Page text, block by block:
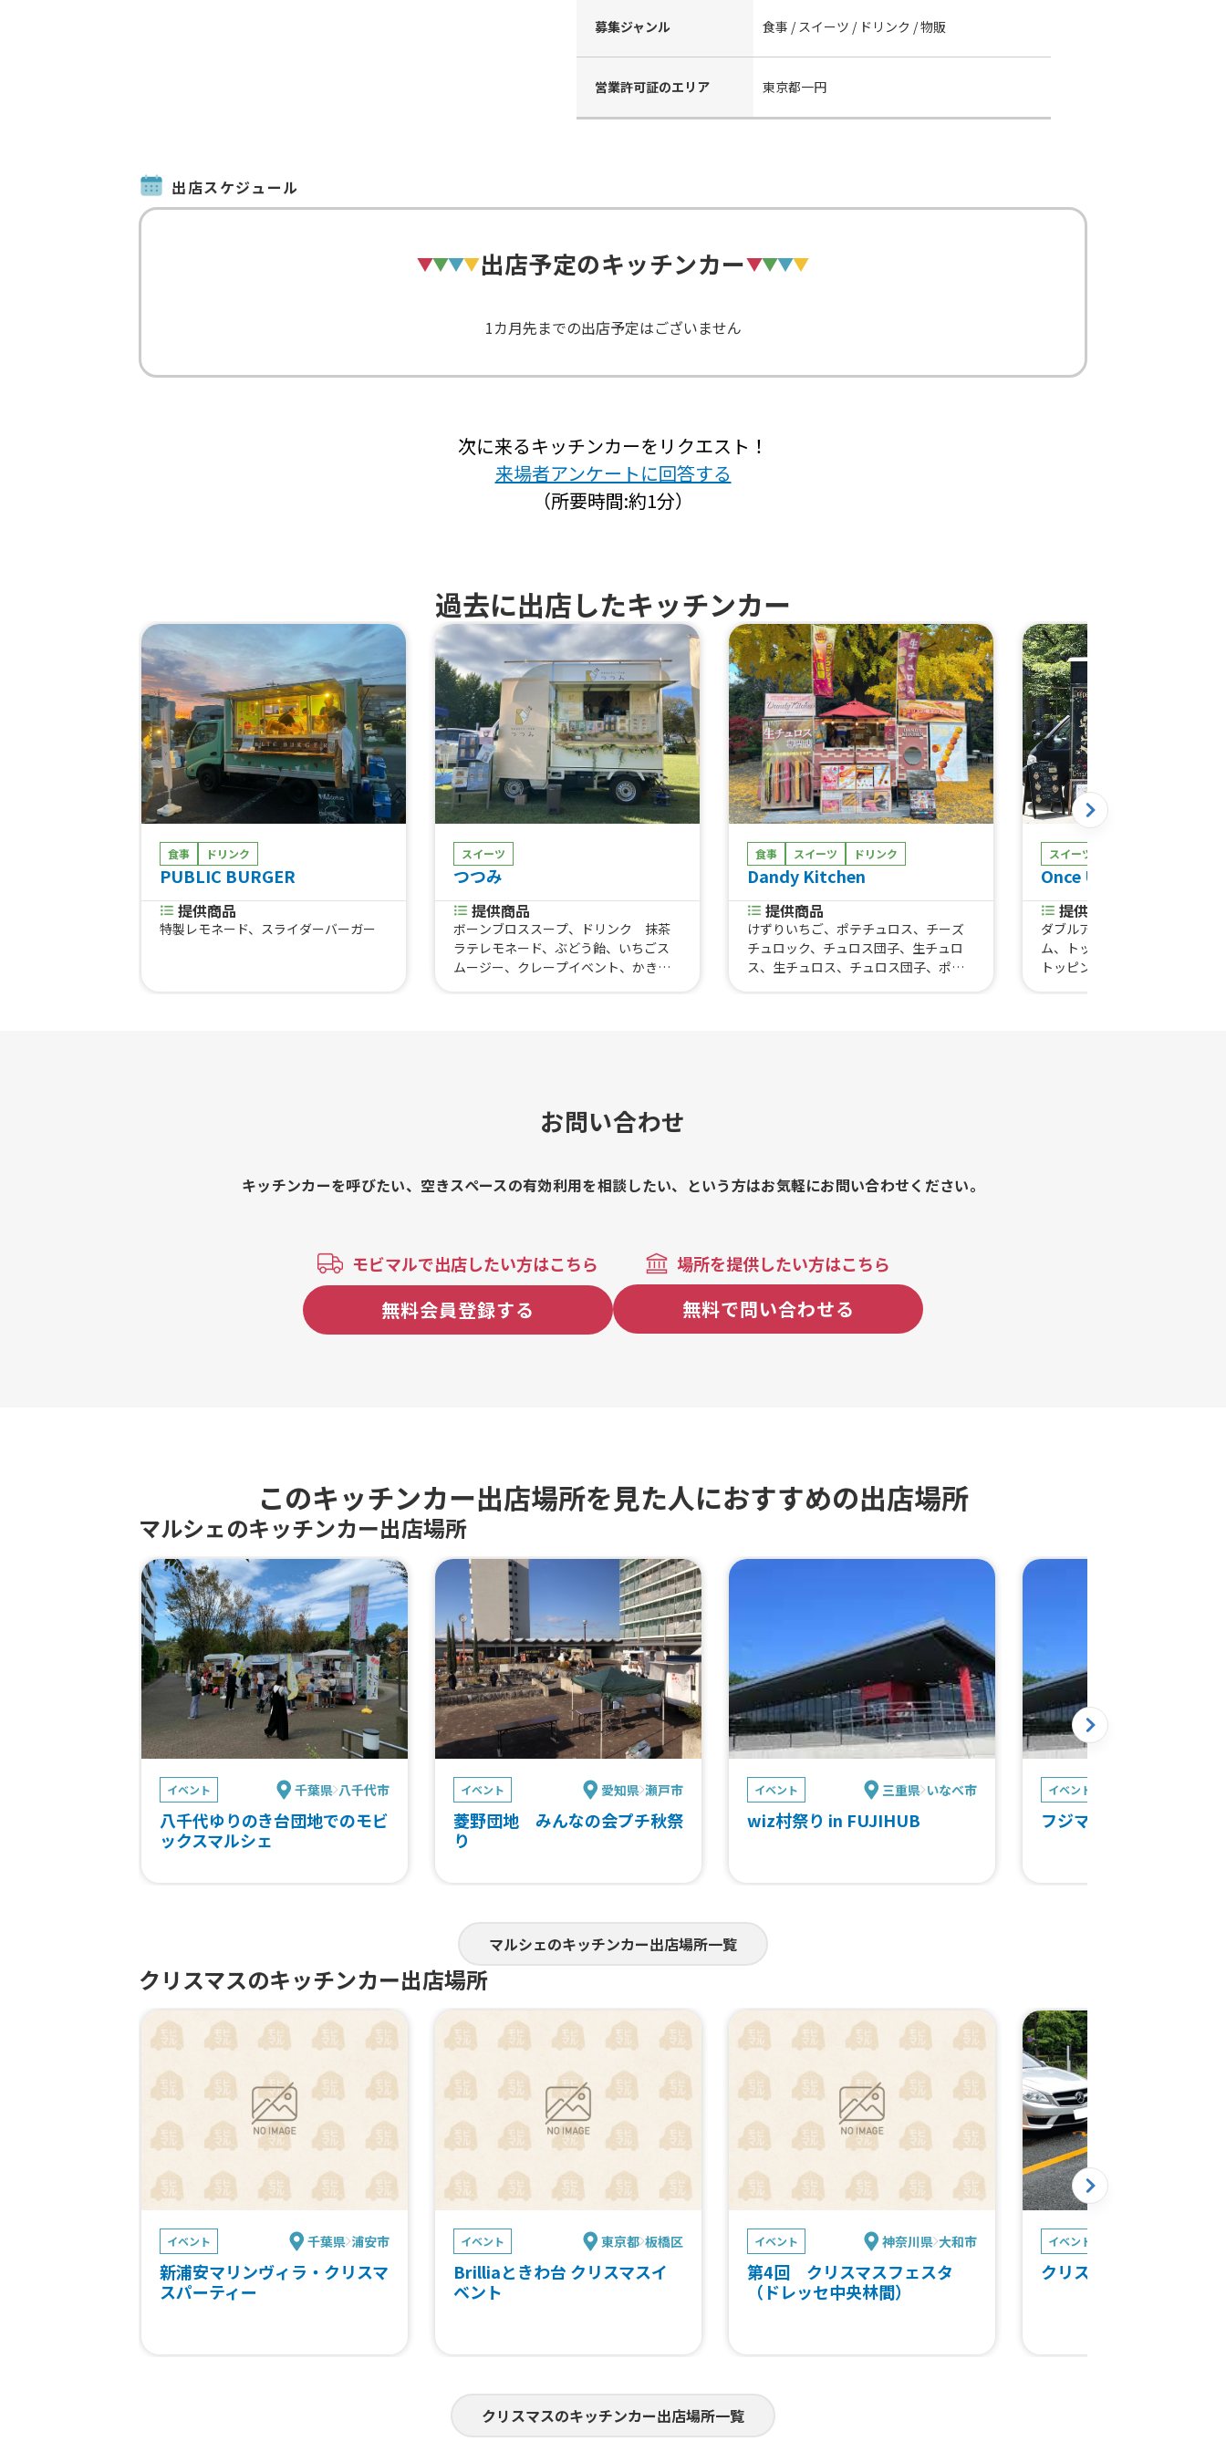
募集ジャンル 食事 / スイーツ / ドリンク / 物販
営業許可証のエリア 東京都一円
出店スケジュール
出店予定のキッチンカー
1カ月先までの出店予定はございません
次に来るキッチンカーをリクエスト！
来場者アンケートに回答する
（所要時間:約1分）
過去に出店したキッチンカー
食事 ドリンク
PUBLIC BURGER
提供商品
特製レモネード、スライダーバーガー
スイーツ
つつみ
提供商品
ボーンブロススープ、ドリンク 抹茶
ラテレモネード、ぶどう飴、いちごス
ムージー、クレープイベント、かき
食事 スイーツ ドリンク
Dandy Kitchen
提供商品
けずりいちご、ポテチュロス、チーズ
チュロック、チュロス団子、生チュロ
ス、生チュロス、チュロス団子、ポテ
スイーツ
Once Upon A Time
提供商品
ダブルアイスクリーム、アイス
ム、トッピング200、トッピン
トッピング、setカフェオレ、
お問い合わせ
キッチンカーを呼びたい、空きスペースの有効利用を相談したい、という方はお気軽にお問い合わせください。
モビマルで出店したい方はこちら
無料会員登録する
場所を提供したい方はこちら
無料で問い合わせる
このキッチンカー出店場所を見た人におすすめの出店場所
マルシェのキッチンカー出店場所
イベント 千葉県 八千代市
八千代ゆりのき台団地でのモビ
ックスマルシェ
イベント 愛知県 瀬戸市
菱野団地 みんなの会プチ秋祭
り
イベント 三重県 いなべ市
wiz村祭り in FUJIHUB
イベント
フジマルシェ わんこの
マルシェのキッチンカー出店場所一覧
クリスマスのキッチンカー出店場所
イベント 千葉県 浦安市
新浦安マリンヴィラ・クリスマ
スパーティー
イベント 東京都 板橋区
Brilliaときわ台 クリスマスイ
ベント
イベント 神奈川県 大和市
第4回 クリスマスフェスタ
（ドレッセ中央林間）
イベント
クリスマスサッカーイベ
クリスマスのキッチンカー出店場所一覧